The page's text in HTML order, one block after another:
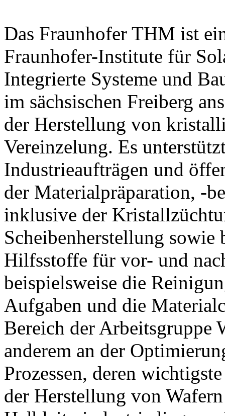
Das Fraunhofer THM ist
Fraunhofer-Institute für
Integrierte Systeme und
im sächsischen Freiberg
der Herstellung von
Vereinzelung. Es
Industrieaufträgen und
der Materialpräparation, -
inklusive der
Scheibenherstellung
Hilfsstoffe für vor- und
beispielsweise die
Aufgaben und die
Bereich der Arbeitsgruppe
anderem an der
Prozessen, deren
der Herstellung von